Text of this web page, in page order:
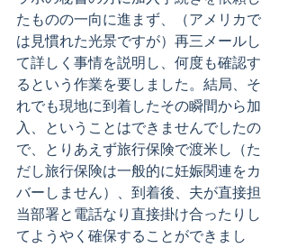
たものの一向に進まず、（アメリカで
は見慣れた光景ですが）再三メールし
て詳しく事情を説明し、何度も確認す
るという作業を要しました。結局、そ
れでも現地に到着したその瞬間から加
入、ということはできませんでしたの
で、とりあえず旅行保険で渡米し（た
だし旅行保険は一般的に妊娠関連をカ
バーしません）、到着後、夫が直接担
当部署と電話なり直接掛け合ったりし
てようやく確保することができまし